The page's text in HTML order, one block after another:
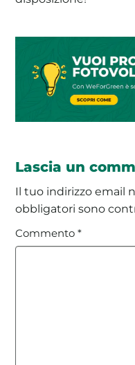
Lascia un
Il tuo indirizzo email
obbligatori sono
Commento*